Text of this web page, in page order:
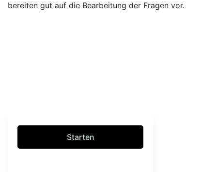
bereiten gut auf die Bearbeitung der Fragen vor.
Starten